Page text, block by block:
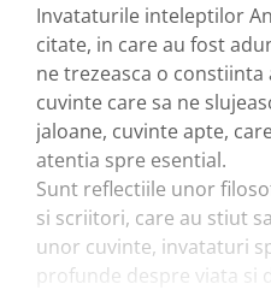
Invataturile inteleptilor
citate, in care au fost
ne trezeasca o
cuvinte care sa ne
jaloane, cuvinte apte,
atentia spre esential.
Sunt reflectiile unor
si scriitori, care au stiut
unor cuvinte, invataturi
profunde despre viata si